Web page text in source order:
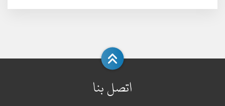
اتصل بنا